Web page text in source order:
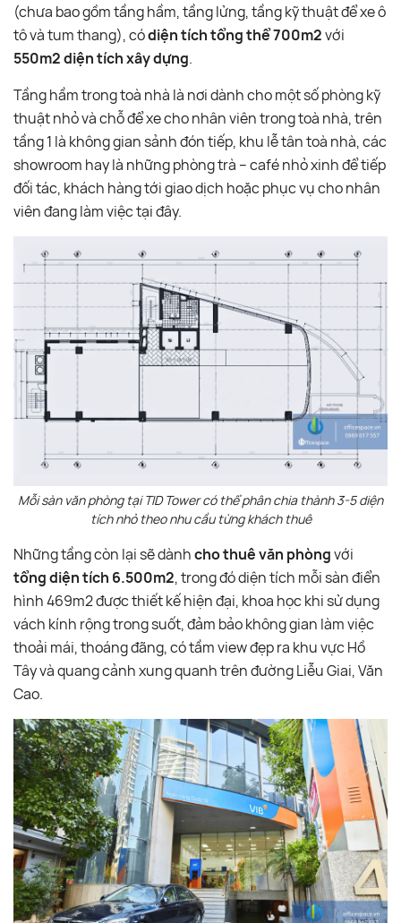
(chưa bao gồm tầng hầm, tầng lửng, tầng kỹ thuật để xe ô
tô và tum thang), códiện tích tổng thể 700m2với
550m2 diện tích xây dựng.
Tầng hầm trong toà nhà là nơi dành cho một số phòng kỹ
thuật nhỏ và chỗ để xe cho nhân viên trong toà nhà, trên
tầng 1 là không gian sảnh đón tiếp, khu lễ tân toà nhà, các
showroom hay là những phòng trà – café nhỏ xinh để tiếp
đối tác, khách hàng tới giao dịch hoặc phục vụ cho nhân
viên đang làm việc tại đây.
Mỗi sàn văn phòng tại TID Tower có thể phân chia thành 3-5 diện
tích nhỏ theo nhu cầu từng khách thuê
Những tầng còn lại sẽ dànhcho thuê văn phòngvới
tổng diện tích 6.500m2, trong đó diện tích mỗi sàn điển
hình 469m2 được thiết kế hiện đại, khoa học khi sử dụng
vách kính rộng trong suốt, đảm bảo không gian làm việc
thoải mái, thoáng đãng, có tầm view đẹp ra khu vực Hồ
Tây và quang cảnh xung quanh trên đường Liễu Giai, Văn
Cao.